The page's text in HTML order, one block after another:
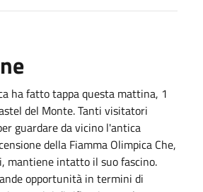
ha fatto tappa questa mattina, 1
del Monte. Tanti visitatori
guardare da vicino l'antica
della Fiamma Olimpica Che,
mantiene intatto il suo fascino.
opportunità in termini di